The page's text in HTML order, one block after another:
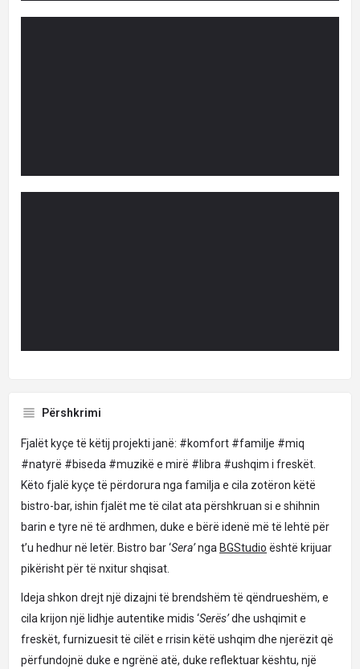
Përshkrimi
Fjalët kyçe të këtij projekti janë: #komfort #familje #miq
#natyrë #biseda #muzikë e mirë #libra #ushqim i freskët.
Këto fjalë kyçe të përdorura nga familja e cila zotëron këtë
bistro-bar, ishin fjalët me të cilat ata përshkruan si e shihnin
barin e tyre në të ardhmen, duke e bërë idenë më të lehtë për
t’u hedhur në letër. Bistro bar ‘Sera’nga BGStudio është krijuar
pikërisht për të nxitur shqisat.
Ideja shkon drejt një dizajni të brendshëm të qëndrueshëm, e
cila krijon një lidhje autentike midis ‘Serës’dhe ushqimit e
freskët, furnizuesit të cilët e rrisin këtë ushqim dhe njerëzit që
përfundojnë duke e ngrënë atë, duke reflektuar kështu, një